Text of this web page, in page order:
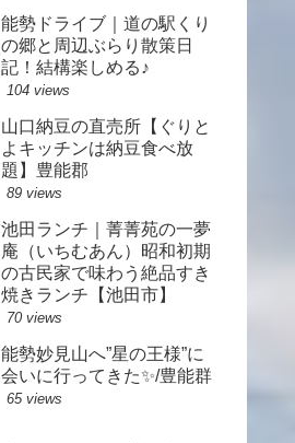
能勢ドライブ｜道の駅くり
の郷と周辺ぶらり散策日
記！結構楽しめる♪
104 views
山口納豆の直売所【ぐりと
よキッチンは納豆食べ放
題】豊能郡
89 views
池田ランチ｜菁菁苑の一夢
庵（いちむあん）昭和初期
の古民家で味わう絶品すき
焼きランチ【池田市】
70 views
能勢妙見山へ”星の王様”に
会いに行ってきた✨/豊能群
65 views